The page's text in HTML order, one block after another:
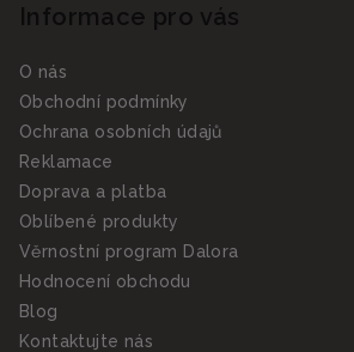
Informace pro vás
O nás
Obchodní podmínky
Ochrana osobních údajů
Reklamace
Doprava a platba
Oblíbené produkty
Věrnostní program Dalora
Hodnocení obchodu
Blog
Kontaktujte nás